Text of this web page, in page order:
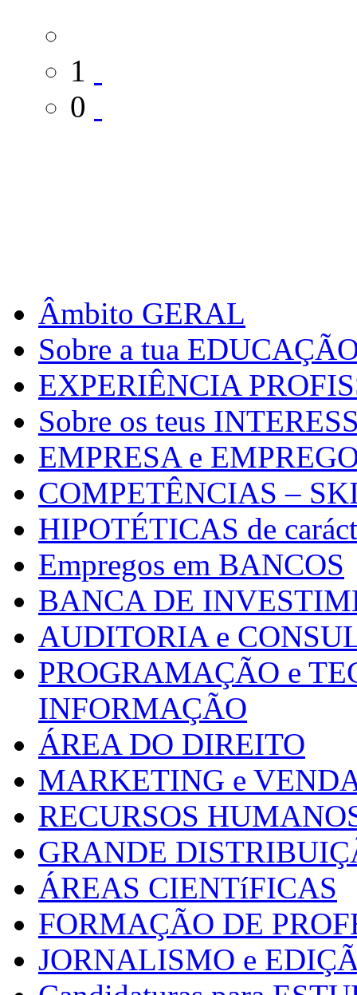
1
0
Âmbito GERAL
Sobre a tua
EXPERIÊNCIA
Sobre os teus
EMPRESA e
COMPETÊNCIAS –
HIPOTÉTICAS de
Empregos em BANCOS
BANCA DE
AUDITORIA e
PROGRAMAÇÃO e
INFORMAÇÃO
ÁREA DO DIREITO
MARKETING e
RECURSOS
GRANDE
ÁREAS CIENTíFICAS
FORMAÇÃO DE
JORNALISMO e